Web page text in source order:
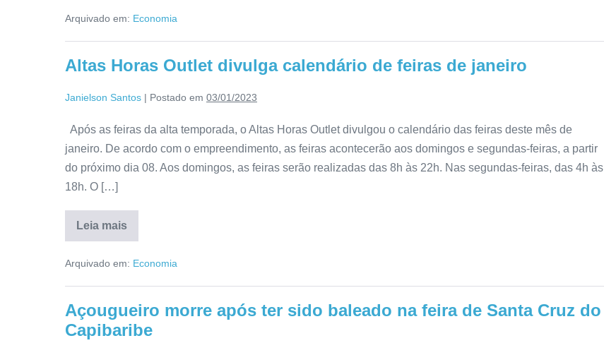
Arquivado em: Economia
Altas Horas Outlet divulga calendário de feiras de janeiro
Janielson Santos | Postado em 03/01/2023
Após as feiras da alta temporada, o Altas Horas Outlet divulgou o calendário das feiras deste mês de
janeiro. De acordo com o empreendimento, as feiras acontecerão aos domingos e segundas-feiras, a partir
do próximo dia 08. Aos domingos, as feiras serão realizadas das 8h às 22h. Nas segundas-feiras, das 4h às
18h. O […]
Leia mais
Arquivado em: Economia
Açougueiro morre após ter sido baleado na feira de Santa Cruz do
Capibaribe